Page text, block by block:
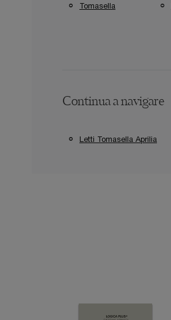
Tomasella
Continua a navigare
Letti Tomasella Aprilia